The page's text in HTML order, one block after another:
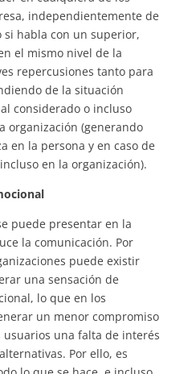
independientemente de
habla con un superior,
el mismo nivel de la
repercusiones tanto para
de la situación
considerado o incluso
organización (generando
en la persona y en caso de
en la organización).
puede presentar en la
la comunicación. Por
puede existir
una sensación de
lo que en los
un menor compromiso
una falta de interés
Por ello, es